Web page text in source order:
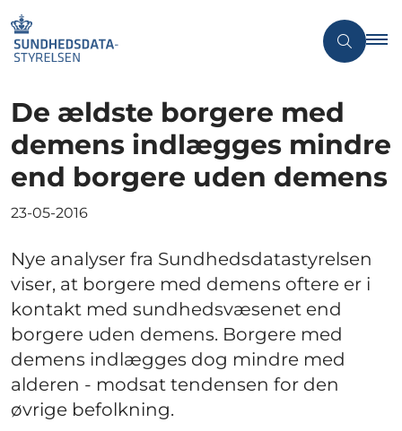
De ældste borgere med
demens indlægges mindre
end borgere uden demens
23-05-2016
Nye analyser fra Sundhedsdatastyrelsen
viser, at borgere med demens oftere er i
kontakt med sundhedsvæsenet end
borgere uden demens. Borgere med
demens indlægges dog mindre med
alderen - modsat tendensen for den
øvrige befolkning.